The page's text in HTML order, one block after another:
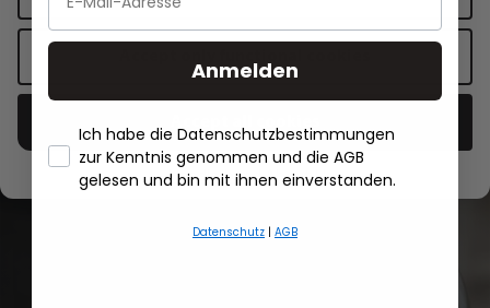
Add to
All recipes
- Händlerbund About Us
Anmelden
Ich habe die Datenschutzbestimmungen
zur Kenntnis genommen und die AGB
gelesen und bin mit ihnen einverstanden.
Datenschutz | AGB